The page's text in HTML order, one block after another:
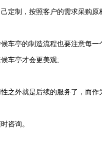
定制，按照客户的需求采购原
车亭的制造流程也要注意每一
车亭才会更美观;
之外就是后续的服务了，而
咨询。